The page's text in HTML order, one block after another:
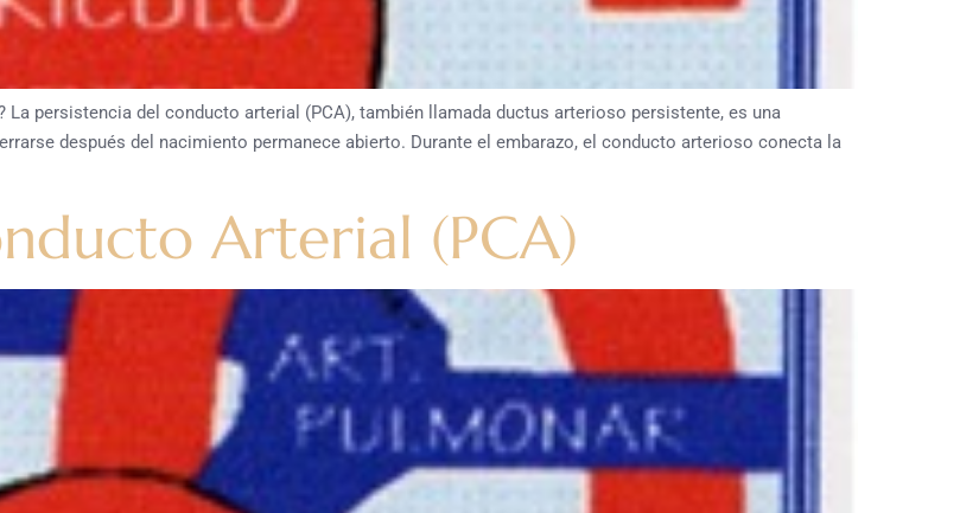
La persistencia del conducto arterial (PCA), también llamada ductus arterioso persistente, es una
después del nacimiento permanece abierto. Durante el embarazo, el conducto arterioso conecta la
Arterial (PCA)